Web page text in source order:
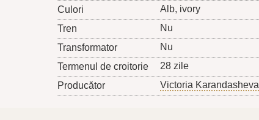
Culori
Alb, ivory
Tren
Nu
Transformator
Nu
Termenul de croitorie
28 zile
Producător
Victoria Karandasheva